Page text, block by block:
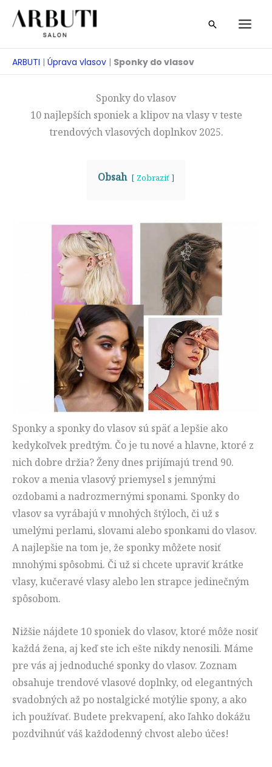
Prejsť
ARBUTI | Úprava vlasov | Sponky do vlasov
Sponky do vlasov
10 najlepších sponiek a klipov na vlasy v teste
trendových vlasových doplnkov 2025.
Obsah Zobraziť
Sponky a sponky do vlasov sú späť a lepšie ako
kedykoľvek predtým. Čo je tu nové a hlavne, ktoré z
nich dobre držia? Ženy dnes prijímajú trend 90.
rokov a menia vlasový priemysel s jemnými
ozdobami a nadrozmernými sponami. Sponky do
vlasov sa vyrábajú v mnohých štýloch, či už s
umelými perlami, slovami alebo sponkami do vlasov.
A najlepšie na tom je, že sponky môžete nosiť
mnohými spôsobmi. Či už si chcete upraviť krátke
vlasy, kučeravé vlasy alebo len strapce jedinečným
spôsobom.
Nižšie nájdete 10 sponiek do vlasov, ktoré môže nosiť
každá žena, aj keď ste ich ešte nikdy nenosili. Máme
pre vás aj jednoduché sponky do vlasov. Zoznam
obsahuje trendové vlasové doplnky, od elegantných
svadobných až po nostalgické motýlie spony, a ako
ich používať. Budete prekvapení, ako ľahko dokážu
pozdvihnúť váš každodenný chvost alebo účes!